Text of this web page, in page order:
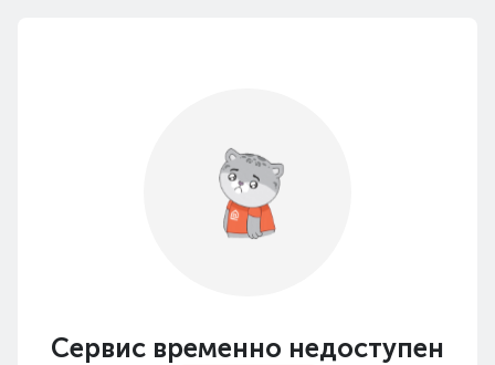
Сервис временно недоступен